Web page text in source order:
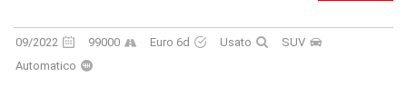
09/2022 99000 Euro 6d Usato
SUV
Automatico